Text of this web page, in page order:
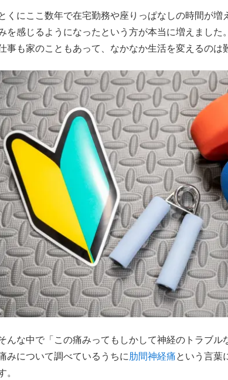
くにここ数年で在宅勤務や座りっぱなしの時間が
を感じるようになったという方が本当に増えました
事も家のこともあって、なかなか生活を変えるのは
んな中で「この痛みってもしかして神経のトラブ
みについて調べているうちに肋間神経痛という言葉
。